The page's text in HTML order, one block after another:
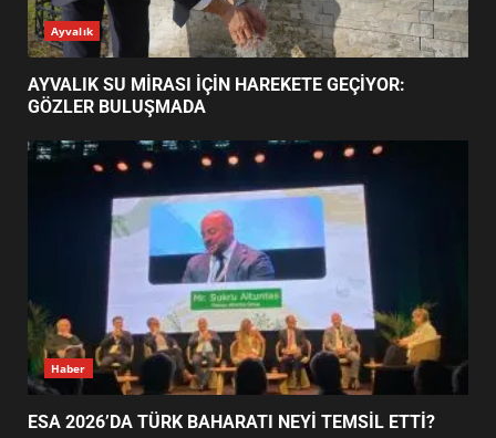
1
AYVALIK SU MİRASI İÇİN
HAREKETE GEÇİYOR: GÖZLER
BULUŞMADA
ESA 2026’DA TÜRK BAHARATI
NEYİ TEMSİL ETTİ?
3
EİB’DE KRİTİK ATAMA:
SÜRDÜRÜLEBİLİRLİKTE NE
DEĞİŞECEK?
Ayvalık
AYVALIK SU MİRASI İÇİN HAREKETE GEÇİYOR:
GÖZLER BULUŞMADA
Haber
ESA 2026’DA TÜRK BAHARATI NEYİ TEMSİL ETTİ?